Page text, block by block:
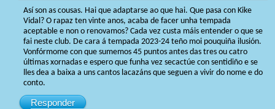
Así son as cousas. Hai que adaptarse ao que hai. Que pasa con Kike
Vidal? O rapaz ten vinte anos, acaba de facer unha tempada
aceptable e non o renovamos? Cada vez custa máis entender o que se
fai neste club. De cara á tempada 2023-24 teño moi pouquiña ilusión.
Vonfórmome con que sumemos 45 puntos antes das tres ou catro
últimas xornadas e espero que funha vez secactúe con sentidiño e se
lles dea a baixa a uns cantos lacazáns que seguen a vivir do nome e do
conto.
Responder